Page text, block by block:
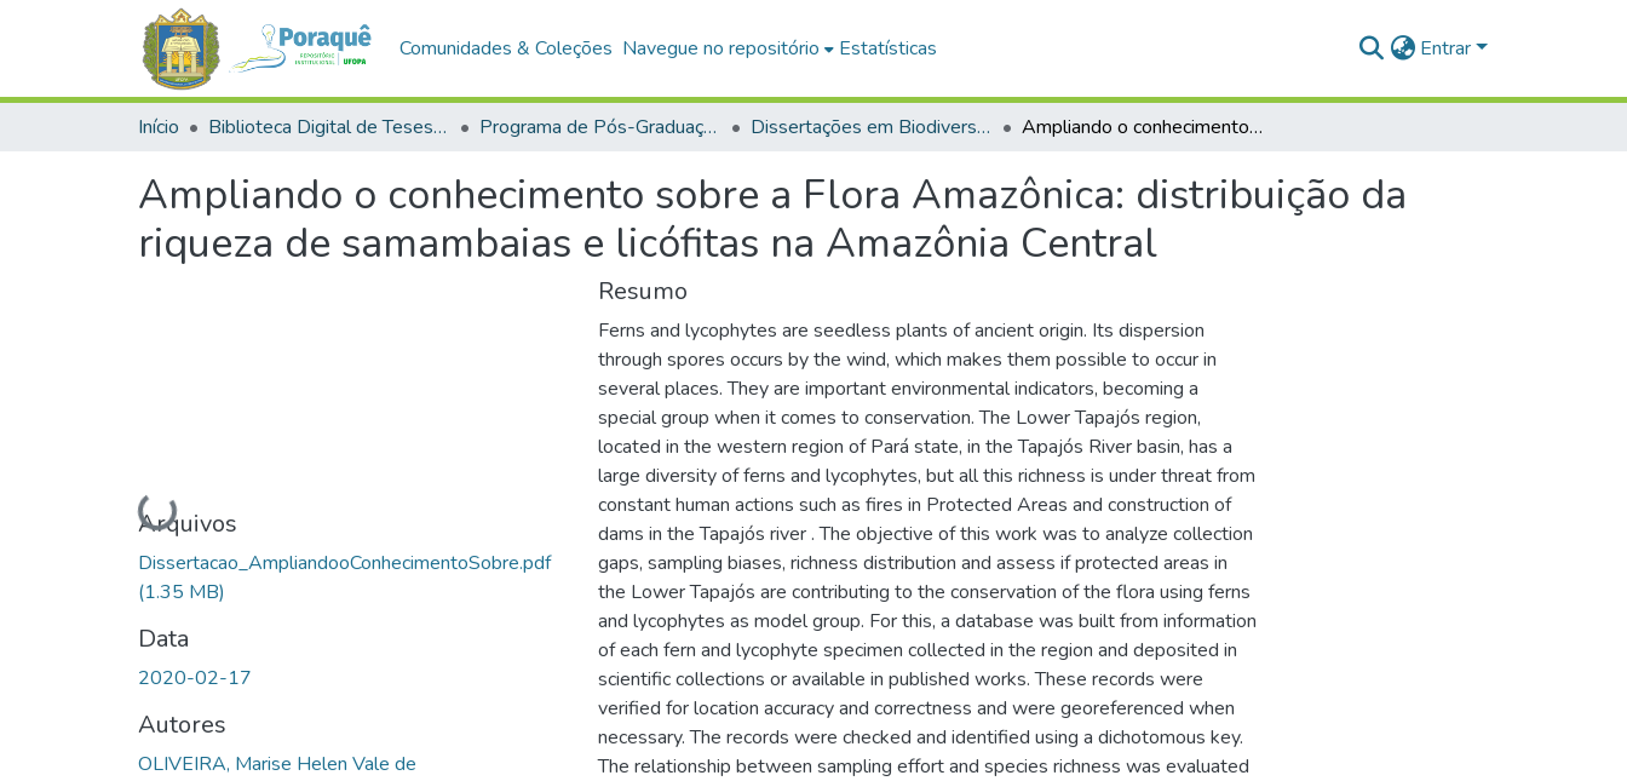
Comunidades & Coleções Navegue no repositório Estatísticas Entrar
Início Biblioteca Digital de Teses e Dissertações (BDTD) Programa de Pós-Graduação em Biodiversidade (PPGBEES) Dissertações em Biodiversidade (Mestrado) Ampliando o conhecimento sobre a Flora Amazônica: distribuição da riqueza de samambaias e licófitas na Amazônia Central
Ampliando o conhecimento sobre a Flora Amazônica: distribuição da
riqueza de samambaias e licófitas na Amazônia Central
Carregando...Arquivos
Dissertacao_AmpliandooConhecimentoSobre.pdf
(1.35 MB)
Data
2020-02-17
Autores
OLIVEIRA, Marise Helen Vale de
Resumo
Ferns and lycophytes are seedless plants of ancient origin. Its dispersion
through spores occurs by the wind, which makes them possible to occur in
several places. They are important environmental indicators, becoming a
special group when it comes to conservation. The Lower Tapajós region,
located in the western region of Pará state, in the Tapajós River basin, has a
large diversity of ferns and lycophytes, but all this richness is under threat from
constant human actions such as fires in Protected Areas and construction of
dams in the Tapajós river . The objective of this work was to analyze collection
gaps, sampling biases, richness distribution and assess if protected areas in
the Lower Tapajós are contributing to the conservation of the flora using ferns
and lycophytes as model group. For this, a database was built from information
of each fern and lycophyte specimen collected in the region and deposited in
scientific collections or available in published works. These records were
verified for location accuracy and correctness and were georeferenced when
necessary. The records were checked and identified using a dichotomous key.
The relationship between sampling effort and species richness was evaluated